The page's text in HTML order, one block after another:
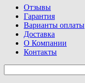
Отзывы
Гарантия
Варианты оплаты
Доставка
О Компании
Контакты